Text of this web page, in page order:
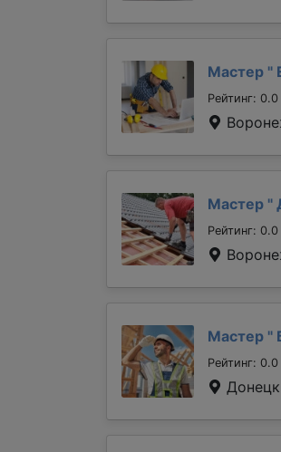
Мастер "
Рейтинг: 0.0
Мастер "
Рейтинг: 0.0
Мастер "
Рейтинг: 0.0
Донецк